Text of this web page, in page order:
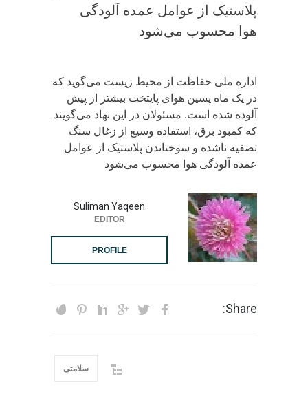
پلاستیک از عوامل عمده آلودگی
هوا محسوب می‌شود
اداره‌ ملی حفاظت از محیط زیست می‌گوید که
در یک ماه پسین هوای پایتخت بیشتر از پیش
آلوده شده است. مسئولان در این نهاد می‌گویند
که کمبود برق، استفاده وسیع از زغال سنگ
تصفیه ناشده و سوختاندن پلاستیک از عوامل
عمده آلودگی هوا محسوب می‌شود
Suliman Yaqeen
EDITOR
PROFILE
Share:
سلامتی